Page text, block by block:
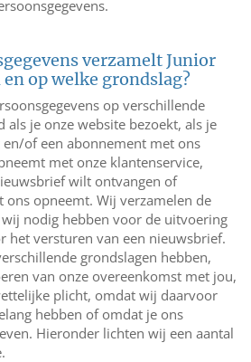
verzamelt Junior
op welke grondslag?
op verschillende
je onze website bezoekt, als je
en/of een abonnement met ons
met onze klantenservice,
wilt ontvangen of
ons opneemt. Wij verzamelen de
nodig hebben voor de uitvoering
het versturen van een nieuwsbrief.
grondslagen hebben,
van onze overeenkomst met jou,
plicht, omdat wij daarvoor
hebben of omdat je ons
Hieronder lichten wij een aantal